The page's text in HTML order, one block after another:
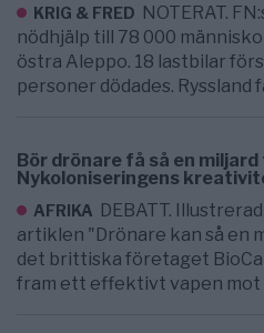
KRIG & FRED NOTERAT.
nödhjälp till 78 000
östra Aleppo. 18 lastbilar
personer dödades. Ryssland
Bör drönare få så en miljard
Nykoloniseringens
AFRIKA DEBATT.
artiklen "Drönare kan så en
det brittiska företaget
fram ett effektivt vapen mot